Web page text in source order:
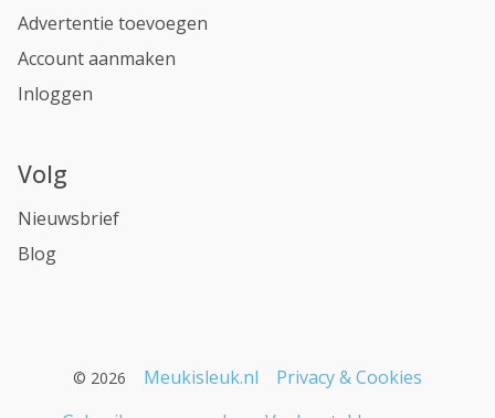
Advertentie toevoegen
Account aanmaken
Inloggen
Volg
Nieuwsbrief
Blog
© 2026 Meukisleuk.nl
Privacy & Cookies